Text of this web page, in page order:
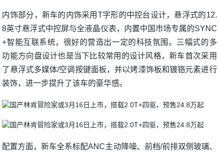
内饰部分，新车的内饰采用T字形的中控台设计，悬浮式的12.
8英寸悬浮式中控屏与全液晶仪表，内置中国市场专属的SYNC
+智能互联系统，很好的营造出一定的科技氛围。三幅式的多
功能方向盘设计也是当下比较常用的设计风格，新车首次采用
了悬浮式多媒体/空调按键面板，并以烤漆饰板和镀铬元素进行
装饰，进一步提升了该车的豪华感。
配置方面，新车全系标配ANC主动降噪、前档/前排双侧玻璃、